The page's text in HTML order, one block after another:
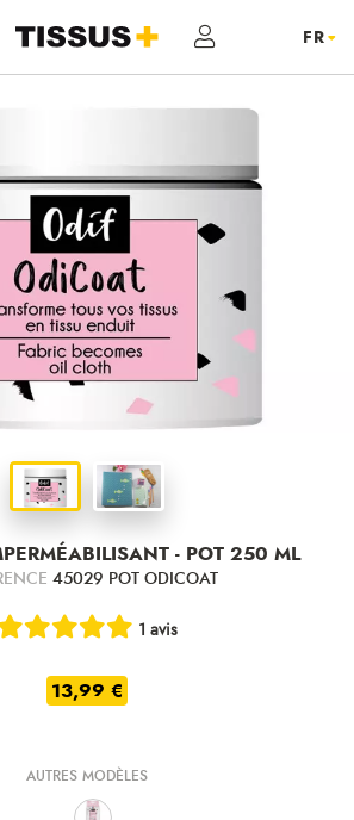
- POT 250 ML
45029 POT ODICOAT
1 avis
13,99 €
AUTRES MODÈLES